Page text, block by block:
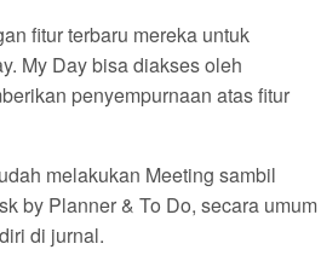
fitur terbaru mereka untuk
My Day bisa diakses oleh
penyempurnaan atas fitur
melakukan Meeting sambil
by Planner & To Do, secara umum
di jurnal.